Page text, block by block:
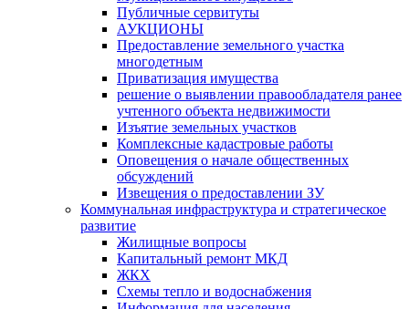
Публичные сервитуты
АУКЦИОНЫ
Предоставление земельного участка
многодетным
Приватизация имущества
решение о выявлении правообладателя ранее
учтенного объекта недвижимости
Изъятие земельных участков
Комплексные кадастровые работы
Оповещения о начале общественных
обсуждений
Извещения о предоставлении ЗУ
Коммунальная инфраструктура и стратегическое
развитие
Жилищные вопросы
Капитальный ремонт МКД
ЖКХ
Схемы тепло и водоснабжения